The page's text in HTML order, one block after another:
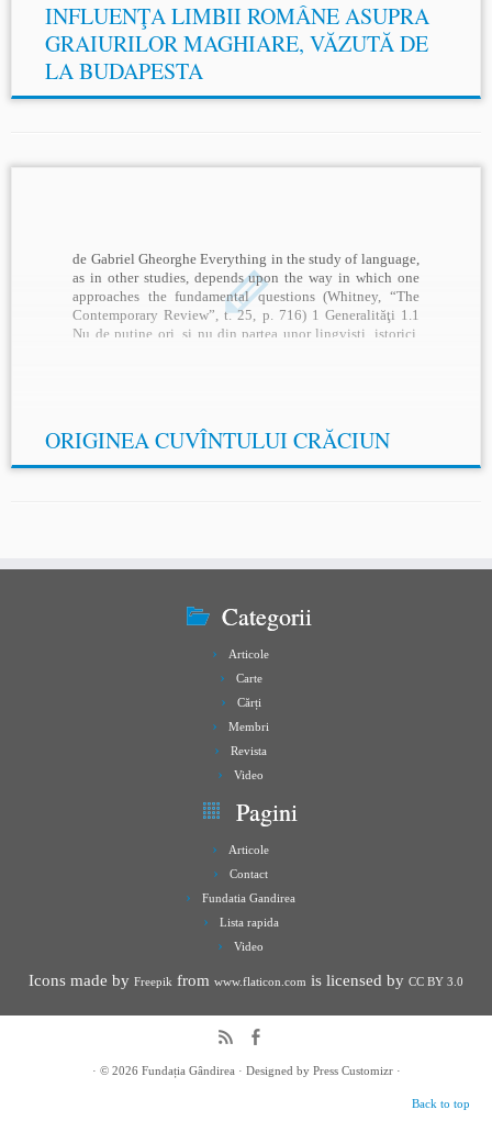
INFLUENŢA LIMBII ROMÂNE ASUPRA
GRAIURILOR MAGHIARE, VĂZUTĂ DE
LA BUDAPESTA
de Gabriel Gheorghe Everything in the study of language,
as in other studies, depends upon the way in which one
approaches the fundamental questions (Whitney, “The
Contemporary Review”, t. 25, p. 716) 1 Generalităţi 1.1
Nu de puţine ori, şi nu din partea unor lingvişti, istorici,
ORIGINEA CUVÎNTULUI CRĂCIUN
Categorii
Articole
Carte
Cărți
Membri
Revista
Video
Pagini
Articole
Contact
Fundatia Gandirea
Lista rapida
Video
Icons made by Freepik from www.flaticon.com is licensed by CC BY 3.0
· © 2026 Fundația Gândirea · Designed by Press Customizr·
Back to top